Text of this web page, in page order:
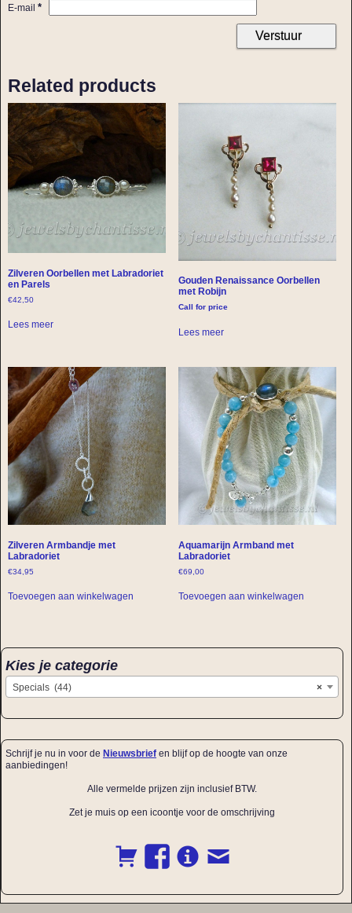
E-mail *
Related products
Zilveren Oorbellen met Labradoriet
en Parels
€42,50
Lees meer
Gouden Renaissance Oorbellen
met Robijn
Call for price
Lees meer
Zilveren Armbandje met
Labradoriet
€34,95
Toevoegen aan winkelwagen
Aquamarijn Armband met
Labradoriet
€69,00
Toevoegen aan winkelwagen
Kies je categorie
×
Specials (44)
Schrijf je nu in voor de Nieuwsbrief en blijf op de hoogte van onze
aanbiedingen!
Alle vermelde prijzen zijn inclusief BTW.
Zet je muis op een icoontje voor de omschrijving